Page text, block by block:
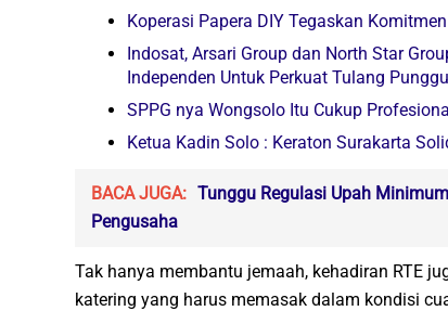
Koperasi Papera DIY Tegaskan
Indosat, Arsari Group dan North Star
Independen Untuk Perkuat Tulang
SPPG nya Wongsolo Itu Cukup
Ketua Kadin Solo : Keraton Surakarta
BACA JUGA: Tunggu Regulasi Upah
Pengusaha
Tak hanya membantu jemaah, kehadiran RTE
katering yang harus memasak dalam kondisi